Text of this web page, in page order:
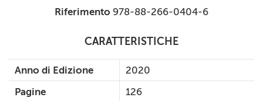
Riferimento 978-88-266-0404-6
CARATTERISTICHE
Anno di Edizione
2020
Pagine
126